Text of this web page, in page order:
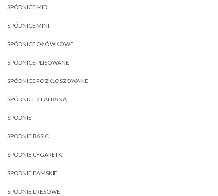
SPÓDNICE MIDI
SPÓDNICE MINI
SPÓDNICE OŁÓWKOWE
SPÓDNICE PLISOWANE
SPÓDNICE ROZKLOSZOWANE
SPÓDNICE Z FALBANĄ
SPODNIE
SPODNIE BASIC
SPODNIE CYGARETKI
SPODNIE DAMSKIE
SPODNIE DRESOWE